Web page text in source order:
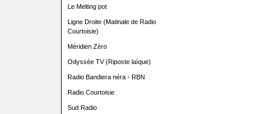
Le Melting pot
Ligne Droite (Matinale de Radio
Courtoisie)
Méridien Zéro
Odyssée TV (Riposte laïque)
Radio Bandiera néra - RBN
Radio Courtoisie
Sud Radio